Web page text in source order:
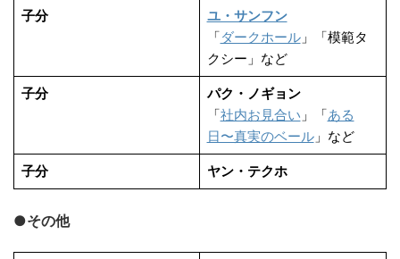
子分
ユ・サンフン
「ダークホール」「模範タ
クシー」など
子分
パク・ノギョン
「社内お見合い 」「ある
日〜真実のベール」など
子分 ヤン・テクホ
●その他